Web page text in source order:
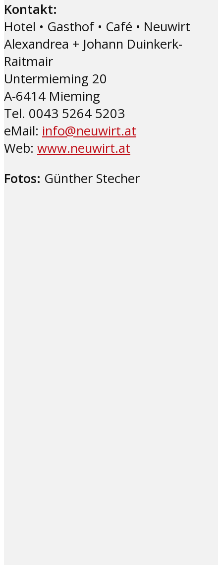
Kontakt:
Hotel • Gasthof • Café • Neuwirt
Alexandrea + Johann Duinkerk-
Raitmair
Untermieming 20
A-6414 Mieming
Tel. 0043 5264 5203
eMail: info@neuwirt.at
Web: www.neuwirt.at
Fotos: Günther Stecher